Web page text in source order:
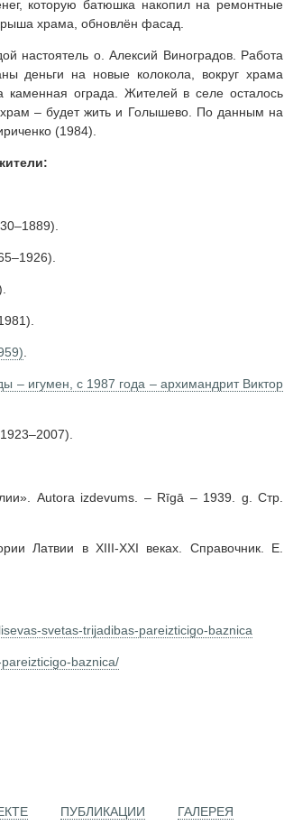
которую батюшка накопил на ремонтные
храма, обновлён фасад.
настоятель о. Алексий Виноградов. Работа
деньги на новые колокола, вокруг храма
каменная ограда. Жителей в селе осталось
– будет жить и Голышево. По данным на
(1984).
– игумен, с 1987 года – архимандрит Виктор
Autora izdevums. – Rīgā – 1939. g. Cтр.
Латвии в XIII-XXI веках. Справочник. Е.
svetas-trijadibas-pareizticigo-baznica
baznica/
ПУБЛИКАЦИИ ГАЛЕРЕЯ